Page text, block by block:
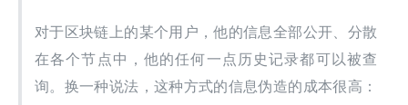
对于区块链上的某个用户，他的信息全部公开、分散
在各个节点中，他的任何一点历史记录都可以被查
询。换一种说法，这种方式的信息伪造的成本很高：